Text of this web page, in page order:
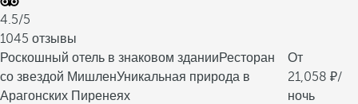
4.5/5
1045 отзывы
Роскошный отель в знаковом зданииРесторан
со звездой МишленУникальная природа в
Арагонских Пиренеях
От
21,058
/
ночь